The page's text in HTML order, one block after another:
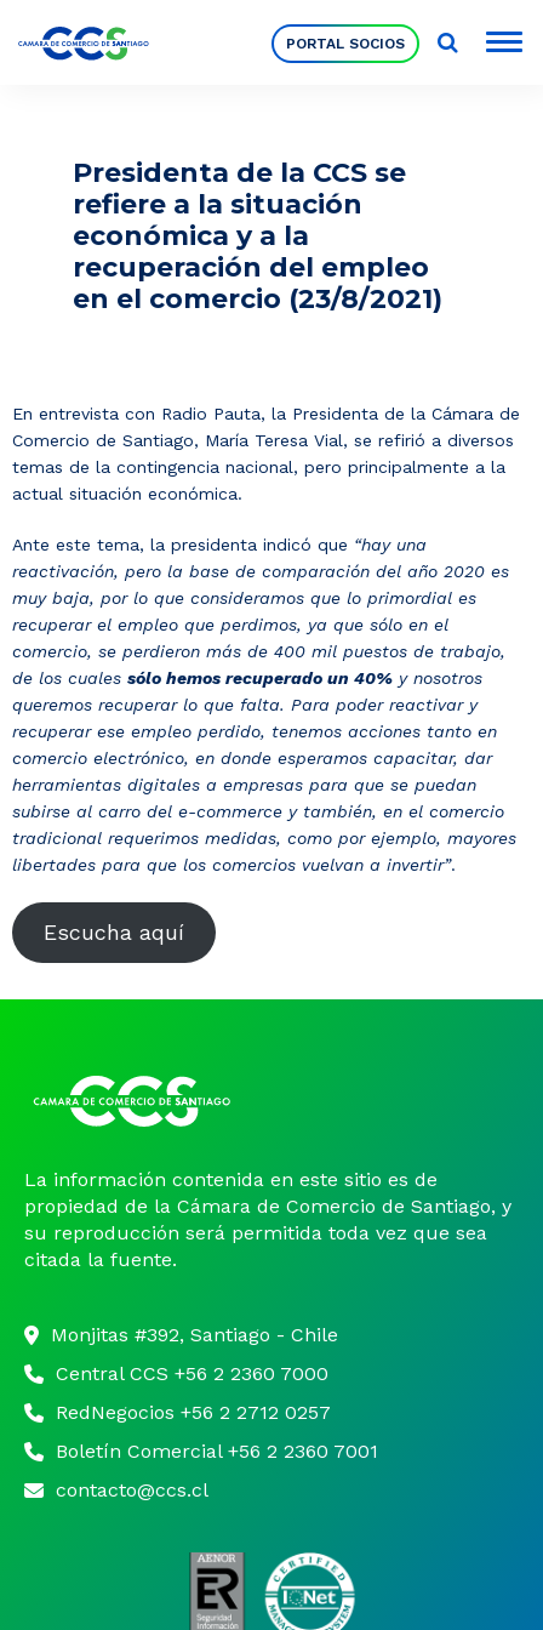
PORTAL SOCIOS
Nuestra Institución
Pilares Estratégicos
Eventos
Noticias y Estudios
CAM Santiago
Unidades de Servicios
Presidenta de la CCS se
refiere a la situación
económica y a la
recuperación del empleo
en el comercio (23/8/2021)
En entrevista con Radio Pauta, la Presidenta de la Cámara de
Comercio de Santiago, María Teresa Vial, se refirió a diversos
temas de la contingencia nacional, pero principalmente a la
actual situación económica.
Ante este tema, la presidenta indicó que “hay una
reactivación, pero la base de comparación del año 2020 es
muy baja, por lo que consideramos que lo primordial es
recuperar el empleo que perdimos, ya que sólo en el
comercio, se perdieron más de 400 mil puestos de trabajo,
de los cuales sólo hemos recuperado un 40% y nosotros
queremos recuperar lo que falta. Para poder reactivar y
recuperar ese empleo perdido, tenemos acciones tanto en
comercio electrónico, en donde esperamos capacitar, dar
herramientas digitales a empresas para que se puedan
subirse al carro del e-commerce y también, en el comercio
tradicional requerimos medidas, como por ejemplo, mayores
libertades para que los comercios vuelvan a invertir”.
Escucha aquí
La información contenida en este sitio es de
propiedad de la Cámara de Comercio de Santiago, y
su reproducción será permitida toda vez que sea
citada la fuente.
Monjitas #392, Santiago - Chile
Central CCS +56 2 2360 7000
RedNegocios +56 2 2712 0257
Boletín Comercial +56 2 2360 7001
contacto@ccs.cl